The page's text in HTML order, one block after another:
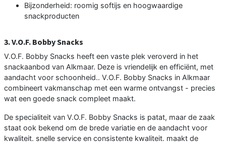
Bijzonderheid: roomig softijs en hoogwaardige
snackproducten
3. V.O.F. Bobby Snacks
V.O.F. Bobby Snacks heeft een vaste plek veroverd in het
snackaanbod van Alkmaar. Deze is vriendelijk en efficiënt, met
aandacht voor schoonheid.. V.O.F. Bobby Snacks in Alkmaar
combineert vakmanschap met een warme ontvangst - precies
wat een goede snack compleet maakt.
De specialiteit van V.O.F. Bobby Snacks is patat, maar de zaak
staat ook bekend om de brede variatie en de aandacht voor
kwaliteit. snelle service en consistente kwaliteit. maakt de